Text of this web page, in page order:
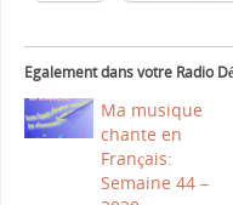
Egalement dans votre Radio
Ma musique
chante en
Français:
Semaine 44 –